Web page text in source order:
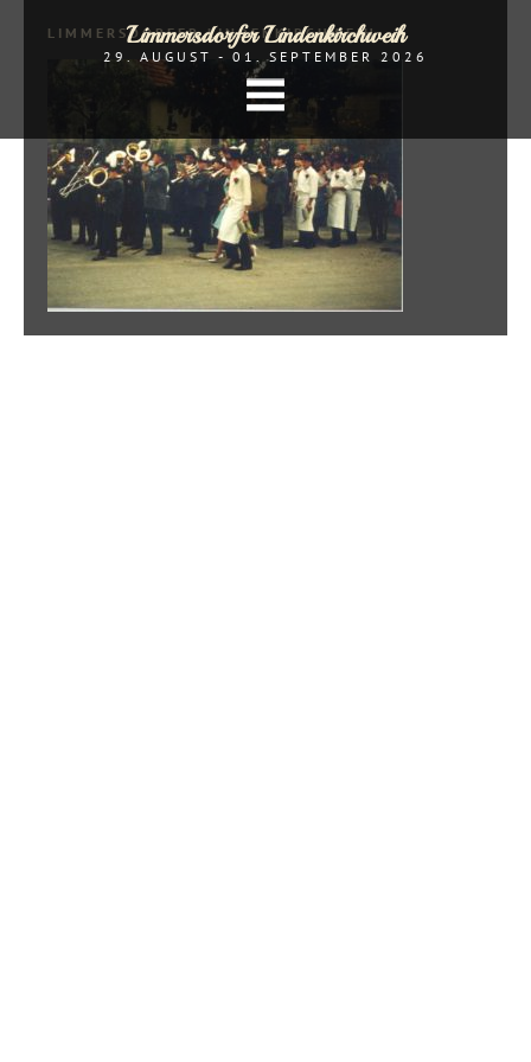
Limmersdorfer Lindenkirchweih
29. AUGUST - 01. SEPTEMBER 2026
LIMMERSDORFER LINDENKIRCHWEIH